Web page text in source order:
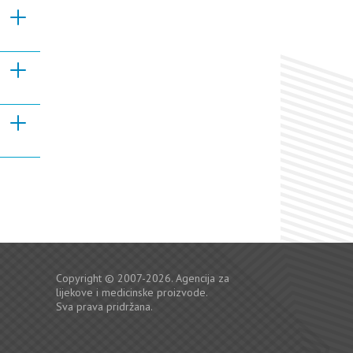
Copyright © 2007-2026. Agencija za
lijekove i medicinske proizvode.
Sva prava pridržana.